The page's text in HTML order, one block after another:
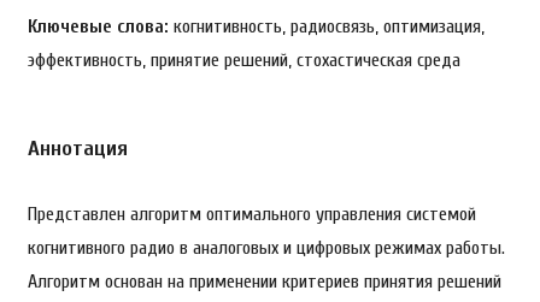
Ключевые слова: когнитивность, радиосвязь, оптимизация,
эффективность, принятие решений, стохастическая среда
Аннотация
Представлен алгоритм оптимального управления системой
когнитивного радио в аналоговых и цифровых режимах работы.
Алгоритм основан на применении критериев принятия решений